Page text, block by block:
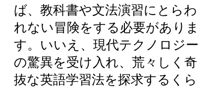
ば、教科書や文法演習にとらわ
れない冒険をする必要がありま
す。いいえ、現代テクノロジー
の驚異を受け入れ、荒々しく奇
抜な英語学習法を探求するくら